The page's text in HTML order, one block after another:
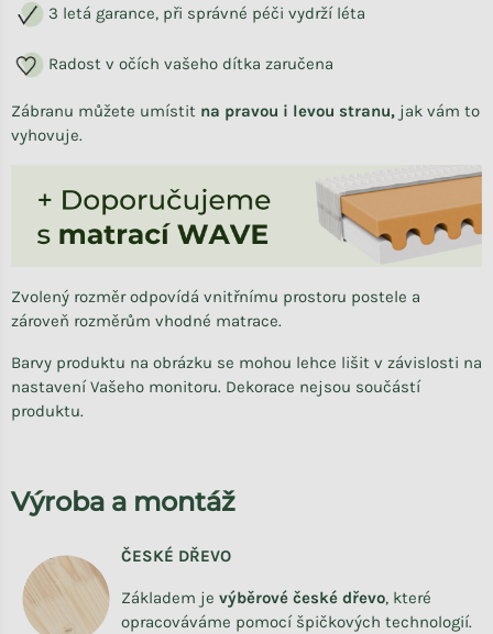
3 letá garance, při správné péči vydrží léta
Radost v očích vašeho dítka zaručena
Zábranu můžete umístit na pravou i levou stranu, jak vám to
vyhovuje.
Zvolený rozměr odpovídá vnitřnímu prostoru postele a
zároveň rozměrům vhodné matrace.
Barvy produktu na obrázku se mohou lehce lišit v závislosti na
nastavení Vašeho monitoru. Dekorace nejsou součástí
produktu.
Výroba a montáž
ČESKÉ DŘEVO
Základem je výběrové české dřevo, které
opracováváme pomocí špičkových technologií.